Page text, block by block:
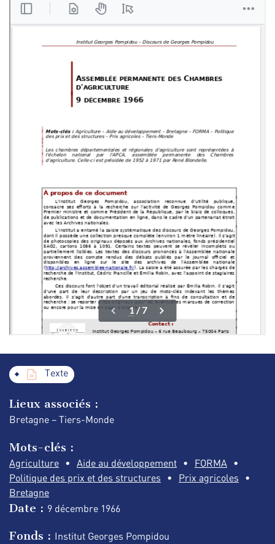
Texte
Lieux associés :
Bretagne – Tiers-Monde
Mots-clés :
Agriculture Aide au développement
FORMA
Politique des prix et des structures
Prix agricoles
Bretagne
Date : 9 décembre 1966
Fonds : Institut Georges Pompidou